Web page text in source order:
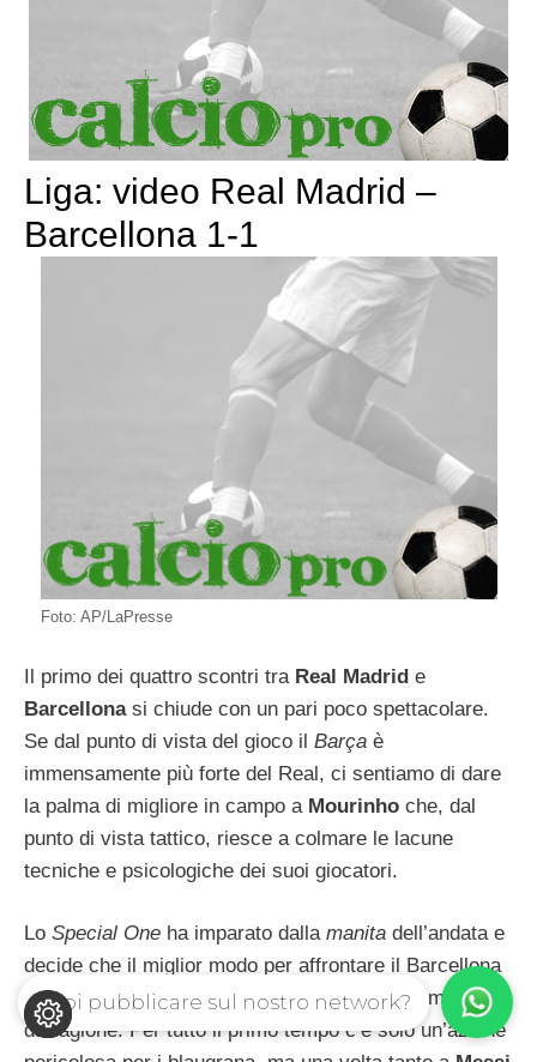
Liga: video Real Madrid –
Barcellona 1-1
Foto: AP/LaPresse
Il primo dei quattro scontri tra Real Madrid e
Barcellona si chiude con un pari poco spettacolare.
Se dal punto di vista del gioco il Barça è
immensamente più forte del Real, ci sentiamo di dare
la palma di migliore in campo a Mourinho che, dal
punto di vista tattico, riesce a colmare le lacune
tecniche e psicologiche dei suoi giocatori.
Lo Special One ha imparato dalla manita dell’andata e
decide che il miglior modo per affrontare il Barcellona
è con la cautela, e non a viso aperto. Ed il campo gli
dà ragione. Per tutto il primo tempo c’è solo un’azione
Vuoi pubblicare sul nostro network?